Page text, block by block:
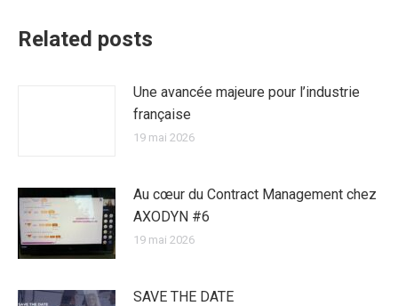
Related posts
Une avancée majeure pour l’industrie
française
19 mai 2026
Au cœur du Contract Management chez
AXODYN #6
19 mai 2026
SAVE THE DATE